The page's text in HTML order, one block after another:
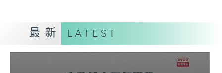
最新 LATEST